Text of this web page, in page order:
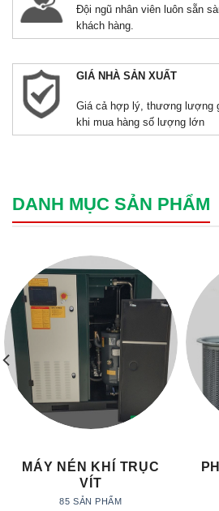
Đội ngũ nhân viên luôn sẵn
khách hàng.
GIÁ NHÀ SẢN XUẤT
Giá cả hợp lý, thương lượng
khi mua hàng số lượng lớn
DANH MỤC SẢN PHẨM
MÁY NÉN KHÍ TRỤC
VÍT
85 SẢN PHẨM